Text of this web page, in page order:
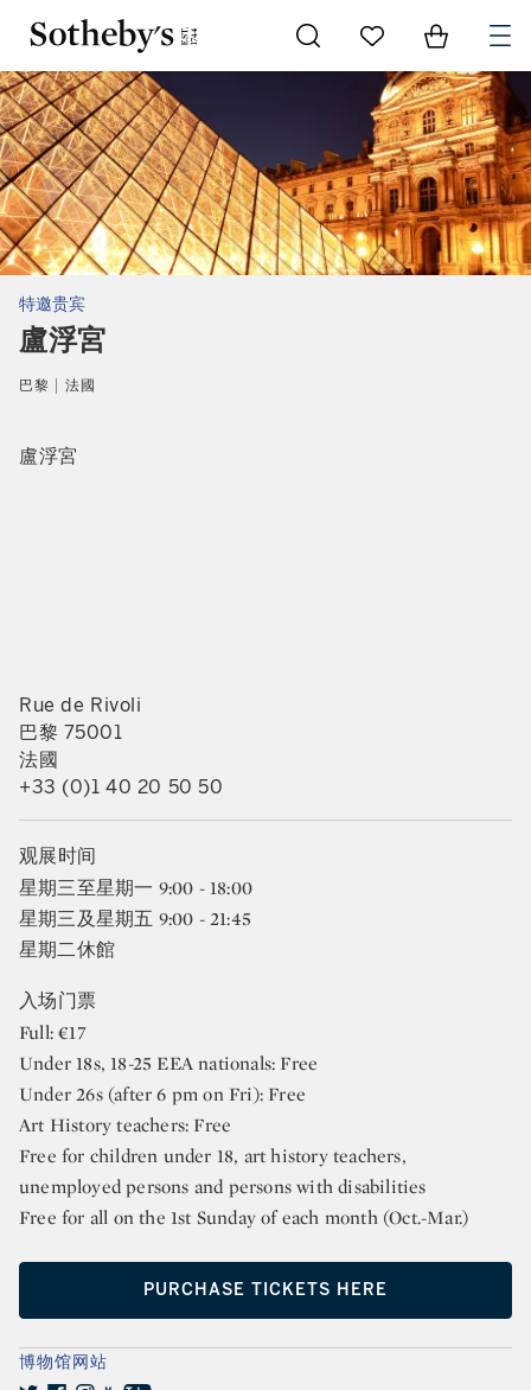
Go to My Favorites
Items in
盧浮宮
巴黎 | 法國
特邀贵宾
盧浮宮
Rue de Rivoli
巴黎 75001
法國
+33 (0)1 40 20 50 50
观展时间
星期三至星期一 9:00 - 18:00
星期三及星期五 9:00 - 21:45
星期二休館
入场门票
Full: €17
Under 18s, 18-25 EEA nationals: Free
Under 26s (after 6 pm on Fri): Free
Art History teachers: Free
Free for children under 18, art history teachers,
unemployed persons and persons with disabilities
Free for all on the 1st Sunday of each month (Oct.-Mar.)
PURCHASE TICKETS HERE
博物馆网站